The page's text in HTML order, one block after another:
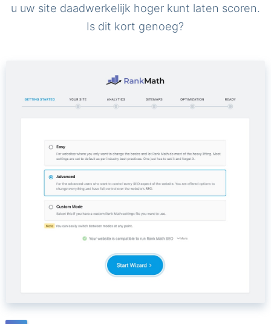
u uw site daadwerkelijk hoger kunt laten scoren.
Is dit kort genoeg?